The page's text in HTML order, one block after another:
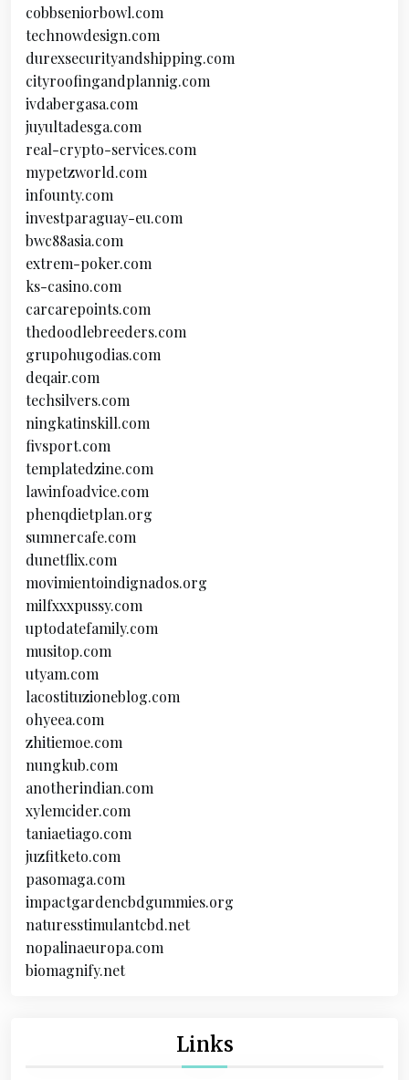
cobbseniorbowl.com
technowdesign.com
durexsecurityandshipping.com
cityroofingandplannig.com
ivdabergasa.com
juyultadesga.com
real-crypto-services.com
mypetzworld.com
infounty.com
investparaguay-eu.com
bwc88asia.com
extrem-poker.com
ks-casino.com
carcarepoints.com
thedoodlebreeders.com
grupohugodias.com
deqair.com
techsilvers.com
ningkatinskill.com
fivsport.com
templatedzine.com
lawinfoadvice.com
phenqdietplan.org
sumnercafe.com
dunetflix.com
movimientoindignados.org
milfxxxpussy.com
uptodatefamily.com
musitop.com
utyam.com
lacostituzioneblog.com
ohyeea.com
zhitiemoe.com
nungkub.com
anotherindian.com
xylemcider.com
taniaetiago.com
juzfitketo.com
pasomaga.com
impactgardencbdgummies.org
naturesstimulantcbd.net
nopalinaeuropa.com
biomagnify.net
Links